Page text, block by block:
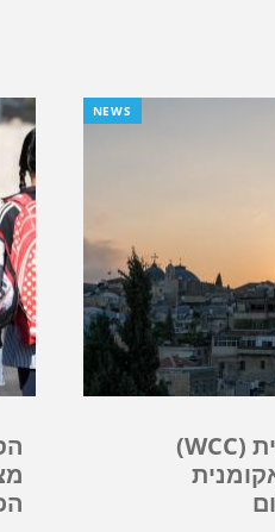
NEWS
מועצת הכנסיות העולמית (WCC)